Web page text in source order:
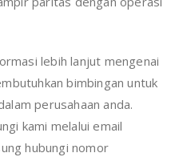
lebih lanjut mengenai
bimbingan untuk
perusahaan anda.
kami melalui email
hubungi nomor